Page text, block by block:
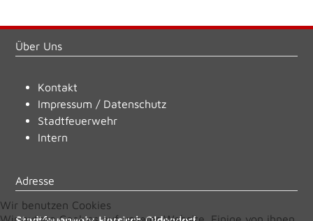
Über Uns
Kontakt
Impressum / Datenschutz
Stadtfeuerwehr
Intern
Adresse
Wir benutzen Cookies